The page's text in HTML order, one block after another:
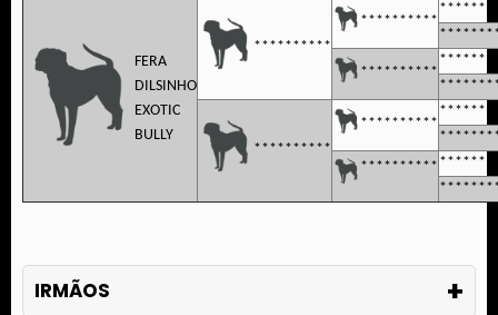
FERA
DILSINHO
EXOTIC
BULLY
**********
**********
**********
**********
**********
**********
IRMÃOS +